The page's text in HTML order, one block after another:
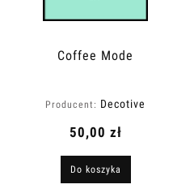
Coffee Mode
Producent: Decotive
50,00 zł
Do koszyka